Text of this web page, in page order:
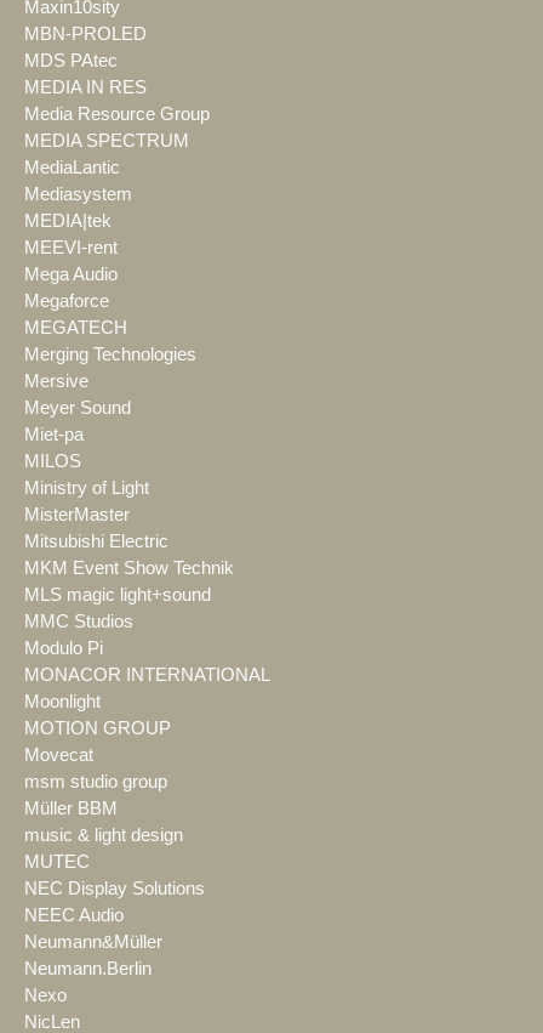
Maxin10sity
MBN-PROLED
MDS PAtec
MEDIA IN RES
Media Resource Group
MEDIA SPECTRUM
MediaLantic
Mediasystem
MEDIA|tek
MEEVI-rent
Mega Audio
Megaforce
MEGATECH
Merging Technologies
Mersive
Meyer Sound
Miet-pa
MILOS
Ministry of Light
MisterMaster
Mitsubishi Electric
MKM Event Show Technik
MLS magic light+sound
MMC Studios
Modulo Pi
MONACOR INTERNATIONAL
Moonlight
MOTION GROUP
Movecat
msm studio group
Müller BBM
music & light design
MUTEC
NEC Display Solutions
NEEC Audio
Neumann&Müller
Neumann.Berlin
Nexo
NicLen